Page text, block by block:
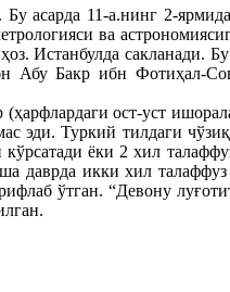
асарда 11-а.нинг 2-
ва
Истанбулда сакланади.
Абу Бакр ибн Фотиҳал-
ост-уст
эди. Туркий тилдаги
ёки 2 хил
даврда икки хил
ўтган. “Девону